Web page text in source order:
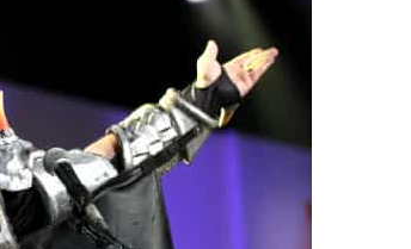
Política
Saúde